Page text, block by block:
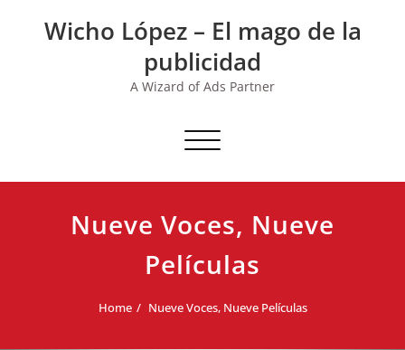
Wicho López – El mago de la
publicidad
A Wizard of Ads Partner
Toggle navigation
Nueve Voces, Nueve
Películas
Home Nueve Voces, Nueve Películas